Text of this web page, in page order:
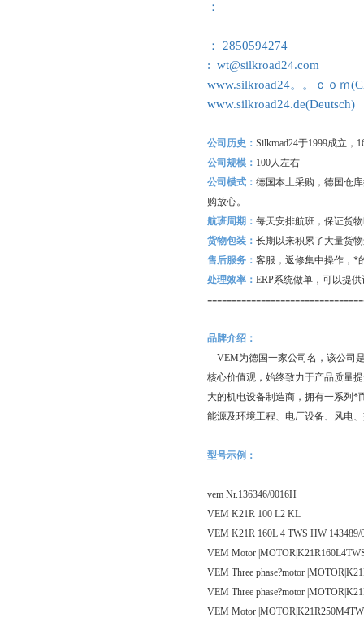
：
： 2850594274
: wt@silkroad24.com
www.silkroad24。。ｃｏｍ
www.silkroad24.de(Deutsch)
公司历史： Silkroad24于1999成立，
公司规模： 100人左右
公司模式： 德国本土采购，德国仓
购放心。
航班周期： 每天安排航班，保证货
货物包装： 长期以来积累了大量货
售后服务： 客服，返修集中操作，*
处理效率： ERP系统做单，可以提
品牌介绍：
VEM为德国一家公司名，该公司
核心价值观，始终致力于产品质量
大的机电设备制造商，拥有一系列*
能源及环境工程、电厂设备、风电
型号示例：
vem Nr.136346/0016H
VEM K21R 100 L2 KL
VEM K21R 160L 4 TWS HW 143489/
VEM Motor
VEM Three phase?motor
VEM Three phase?motor
VEM Motor